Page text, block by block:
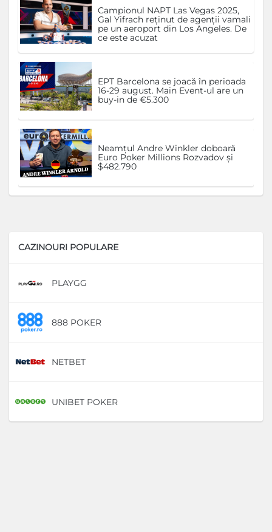
Campionul NAPT Las Vegas 2025,
Gal Yifrach reținut de agenții vamali
pe un aeroport din Los Angeles. De
ce este acuzat
EPT Barcelona se joacă în perioada
16-29 august. Main Event-ul are un
buy-in de €5.300
Neamțul Andre Winkler doboară
Euro Poker Millions Rozvadov și
$482.790
CAZINOURI POPULARE
PLAYGG
888 POKER
NETBET
UNIBET POKER